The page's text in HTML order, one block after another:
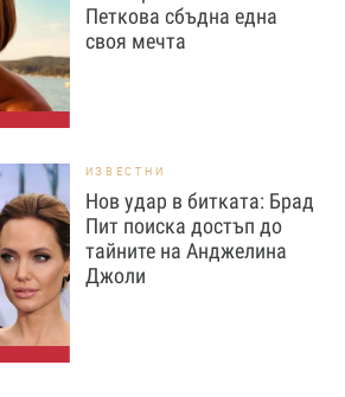
Петкова сбъдна една
своя мечта
ИЗВЕСТНИ
Нов удар в битката: Брад
Пит поиска достъп до
тайните на Анджелина
Джоли